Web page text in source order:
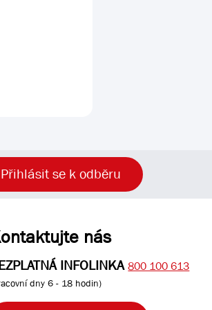
Přihlásit se k odběru
nás
INFOLINKA 800 100 613
dny 6 - 18 hodin)